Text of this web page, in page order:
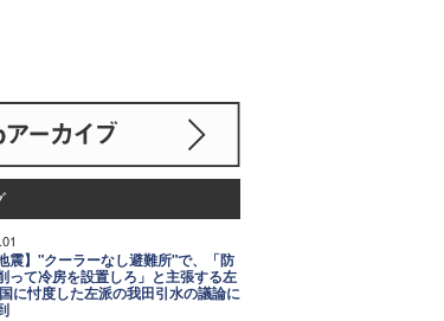
震】"クーラーなし避難所"で、「防
って冷房を設置しろ」と主張する左
に忖度した左派の我田引水の議論に